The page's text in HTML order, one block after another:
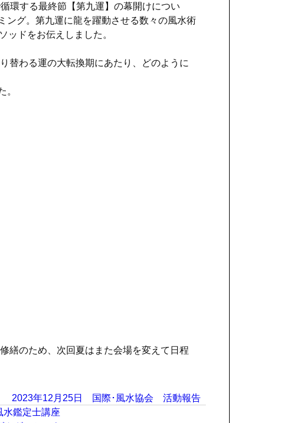
環する最終節【第九運】の幕開けについ
ング。第九運に龍を躍動させる数々の風水術
ッドをお伝えしました。
替わる運の大転換期にあたり、どのように
。
繕のため、次回夏はまた会場を変えて日程
Posted
on
2023年12月25日 Author
国際･風水協会 Categories
活動報告
水鑑定士講座